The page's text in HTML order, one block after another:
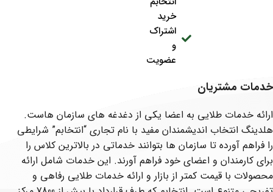
خرید
اشتراک
و
عضویت
خدمات مشتریان
ارائه خدمات طلایی به اعضا یکی از دغدغه های سازمان هاست.
هلدینگ انتخاب اندیشمندان مفید با نام تجاری “انتخابم” شرایطی
را فراهم آورده تا سازمان ها بتوانند خدماتی در بالاترین کلاس را
برای کارمندان و اعضای خود فراهم آورند. این خدمات شامل ارائه
محصولات با قیمت کمتر از بازار و ارائه خدمات طلایی رفاهی و